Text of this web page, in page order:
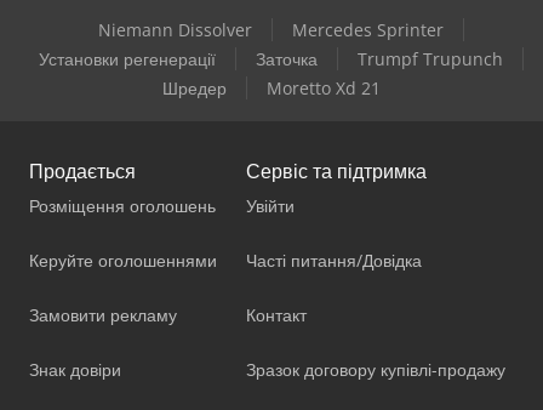
Niemann Dissolver
Mercedes Sprinter
Установки регенерації
Заточка
Trumpf Trupunch
Шредер
Moretto Xd 21
Продається
Розміщення оголошень
Керуйте оголошеннями
Замовити рекламу
Знак довіри
Сервіс та підтримка
Увійти
Часті питання/Довідка
Контакт
Зразок договору купівлі-продажу